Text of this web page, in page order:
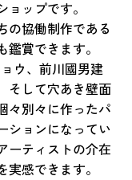
ップです。
の協働制作である
賞できます。
ウ、前川國男建
そして穴あき壁面
々別々に作ったパ
ションになってい
ーティストの介在
感できます。